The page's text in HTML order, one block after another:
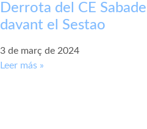
Derrota del CE Sabadell
davant el Sestao
3 de març de 2024
Leer más »